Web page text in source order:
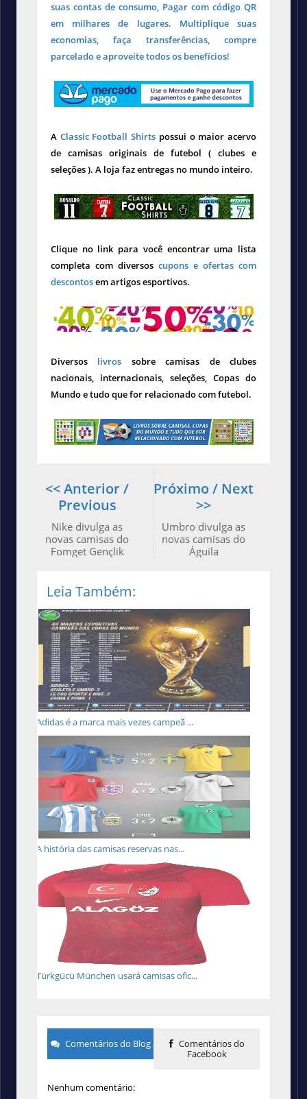
suas contas de consumo, Pagar com código QR
em milhares de lugares. Multiplique suas
economias, faça transferências, compre
parcelado e aproveite todos os benefícios!
A Classic Football Shirts possui o maior acervo
de camisas originais de futebol ( clubes e
seleções ). A loja faz entregas no mundo inteiro.
Clique no link para você encontrar uma lista
completa com diversos cupons e ofertas com
descontosem artigos esportivos.
Diversos livros sobre camisas de clubes
nacionais, internacionais, seleções, Copas do
Mundo e tudo que for relacionado com futebol.
Próximo / Next
>>
Umbro divulga as
novas camisas do
Águila
<< Anterior /
Previous
Nike divulga as
novas camisas do
Fomget Gençlik
Leia Também:
Adidas é a marca mais vezes campeã ...
A história das camisas reservas nas...
Türkgücü München usará camisas ofic...
Comentários do Blog
Comentários do
Facebook
Nenhum comentário: